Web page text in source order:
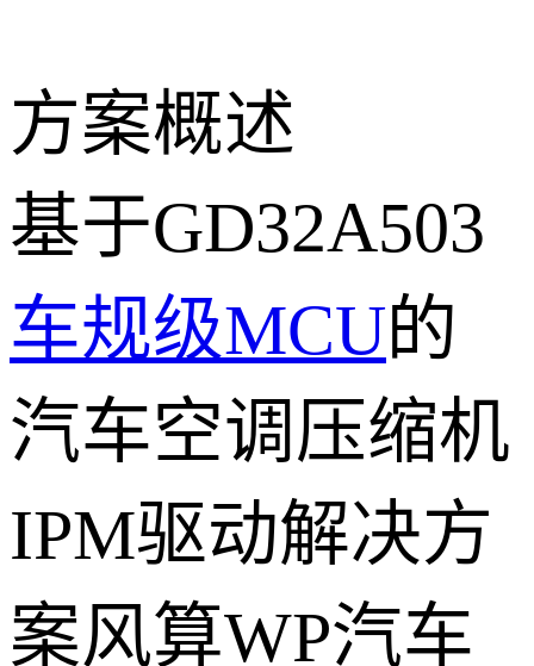
方案概述
基于GD32A503
车规级MCU的
汽车空调压缩机
IPM驱动解决方
案风算WP汽车